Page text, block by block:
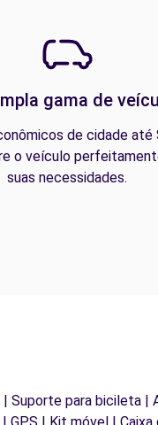
gama de
de cidade até
o veículo
suas necessidades.
| Suporte para bicileta |